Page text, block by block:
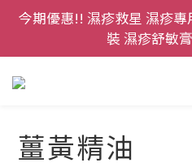
登記成為網店會員，即送
首次購買 啤酒花咖啡因洗
裝 濕疹舒敏
登記成為網店會員，即送
首次購買 啤酒花咖啡因洗
薑黃精油